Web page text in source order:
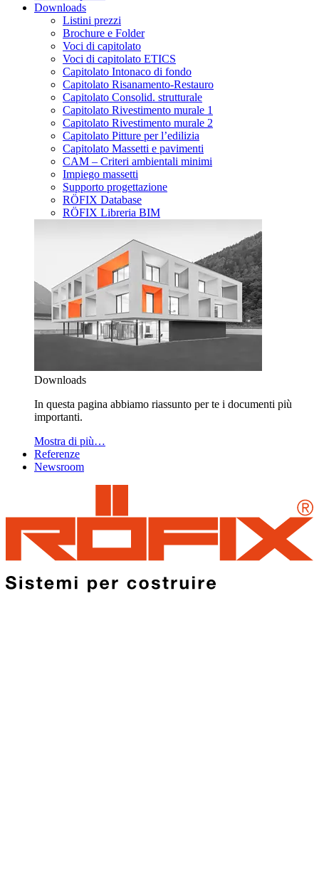
Downloads
Listini prezzi
Brochure e Folder
Voci di capitolato
Voci di capitolato ETICS
Capitolato Intonaco di fondo
Capitolato Risanamento-Restauro
Capitolato Consolid. strutturale
Capitolato Rivestimento murale 1
Capitolato Rivestimento murale 2
Capitolato Pitture per l’edilizia
Capitolato Massetti e pavimenti
CAM – Criteri ambientali minimi
Impiego massetti
Supporto progettazione
RÖFIX Database
RÖFIX Libreria BIM
Downloads
In questa pagina abbiamo riassunto per te i documenti più
importanti.
Mostra di più…
Referenze
Newsroom